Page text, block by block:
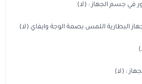
جسم الجهاز : (لا)
البطارية اللمس بصمة الوجة وايفاي (لا)
: (لا)